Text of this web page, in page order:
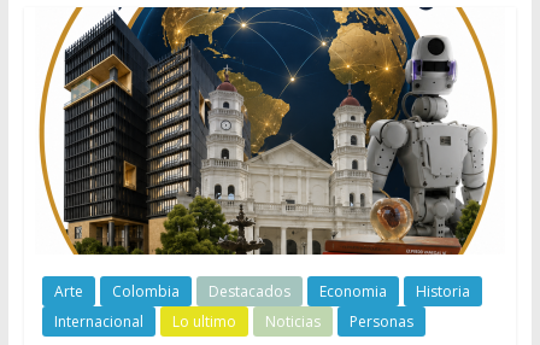
Arte Colombia Destacados Economia
Historia
Internacional
Lo ultimo Noticias Personas